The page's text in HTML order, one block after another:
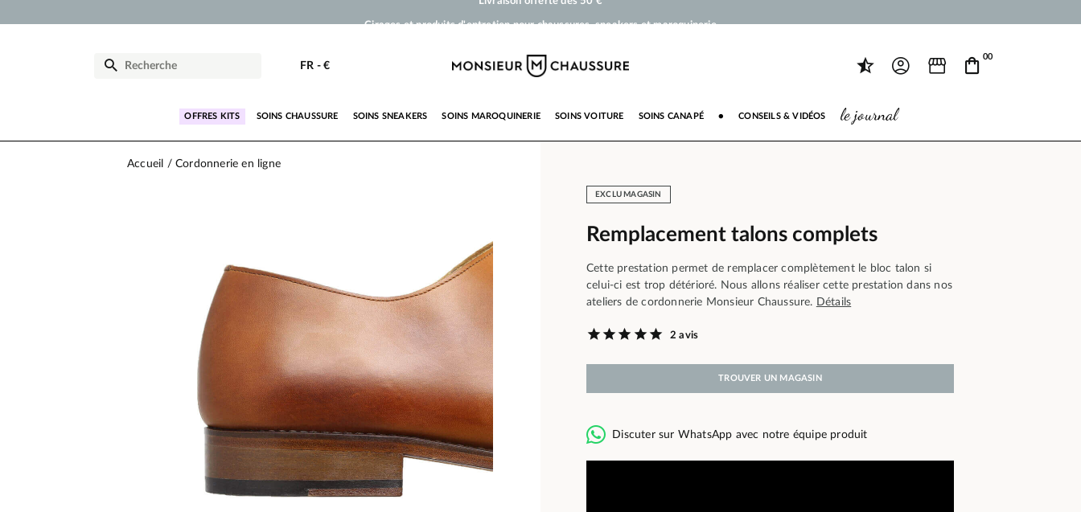
Paiement en 3x 4x par carte bancaire dès 50 €
FR - €
00
OFFRES KITS SOINS CHAUSSURE SOINS SNEAKERS SOINS MAROQUINERIE SOINS VOITURE SOINS CANAPÉ ● CONSEILS & VIDÉOS le journal
Accueil Cordonnerie en ligne
EXCLU MAGASIN
Remplacement talons complets
Cette prestation permet de remplacer complètement le bloc talon si
celui-ci est trop détérioré. Nous allons réaliser cette prestation dans nos
ateliers de cordonnerie Monsieur Chaussure. Détails
2 avis
TROUVER UN MAGASIN
Discuter sur WhatsApp avec notre équipe produit